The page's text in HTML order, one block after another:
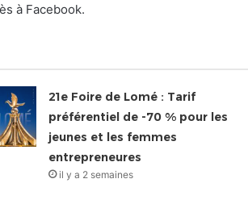
à Facebook.
21e Foire de Lomé : Tarif
préférentiel de -70 % pour les
jeunes et les femmes
entrepreneures
il y a 2 semaines